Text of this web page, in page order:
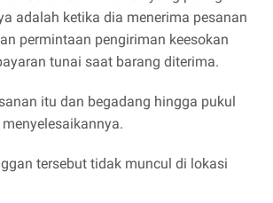
adalah ketika dia menerima pesanan
permintaan pengiriman keesokan
tunai saat barang diterima.
itu dan begadang hingga pukul
tersebut tidak muncul di lokasi